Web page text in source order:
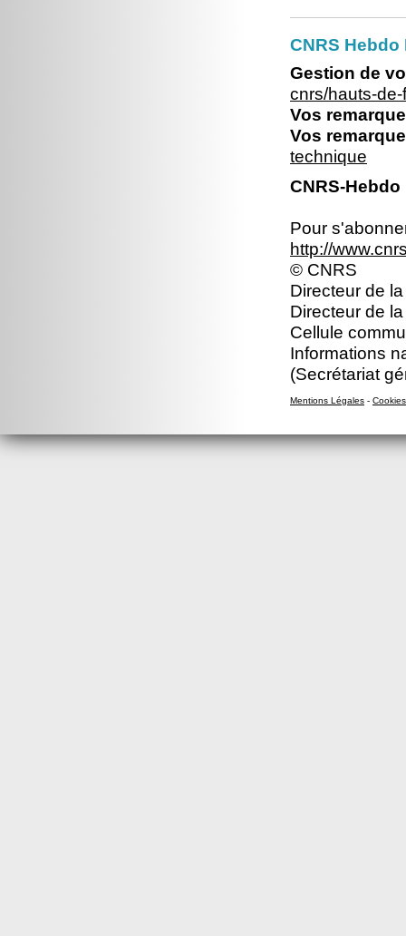
CNRS
Gestion de
cnrs/hauts-
Vos
Vos
technique
CNRS-
Pour
http://
© CNRS
Directeur de
Directeur de
Cellule
Informations
(Secrétariat
Mentions Légales - Cookies